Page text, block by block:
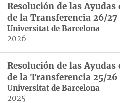
Resolución de las
de la Transferencia 26/27
Universitat de Barcelona
2026
Resolución de las
de la Transferencia 25/26
Universitat de Barcelona
2025